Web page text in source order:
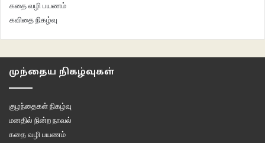
கதை வழி பயணம்
கவிதை நிகழ்வு
முந்தைய நிகழ்வுகள்
குழந்தைகள் நிகழ்வு
மனதில் நின்ற நாவல்
கதை வழி பயணம்